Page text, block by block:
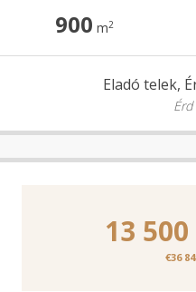
900 m2
Eladó telek,
Érd
13
€36